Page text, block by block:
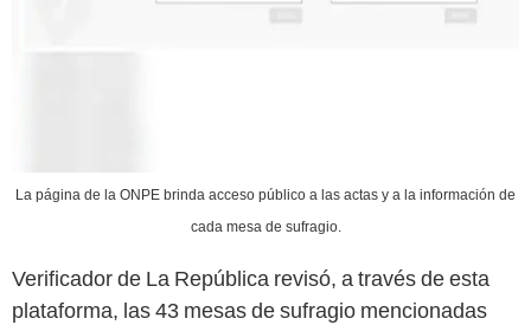
La página de la ONPE brinda acceso público a las actas y a la información de
cada mesa de sufragio.
Verificador de La República revisó, a través de esta
plataforma, las 43 mesas de sufragio mencionadas